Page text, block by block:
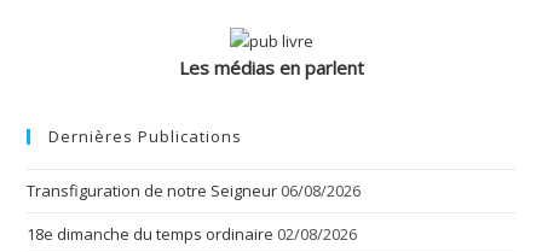
Les médias en parlent
Dernières Publications
Transfiguration de notre Seigneur 06/08/2026
18e dimanche du temps ordinaire 02/08/2026